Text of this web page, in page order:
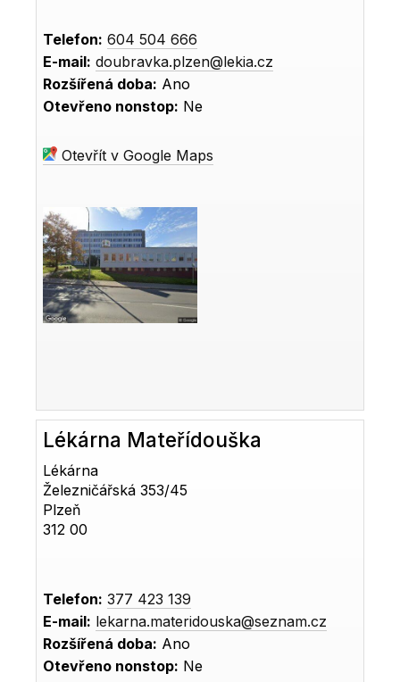
Telefon: 604 504 666
E-mail: doubravka.plzen@lekia.cz
Rozšířená doba: Ano
Otevřeno nonstop: Ne
Otevřít v Google Maps
Lékárna Mateřídouška
Lékárna
Železničářská 353/45
Plzeň
312 00
Telefon: 377 423 139
E-mail: lekarna.materidouska@seznam.cz
Rozšířená doba: Ano
Otevřeno nonstop: Ne